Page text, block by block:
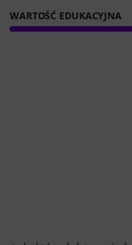
WARTOŚĆ EDUKACYJNA